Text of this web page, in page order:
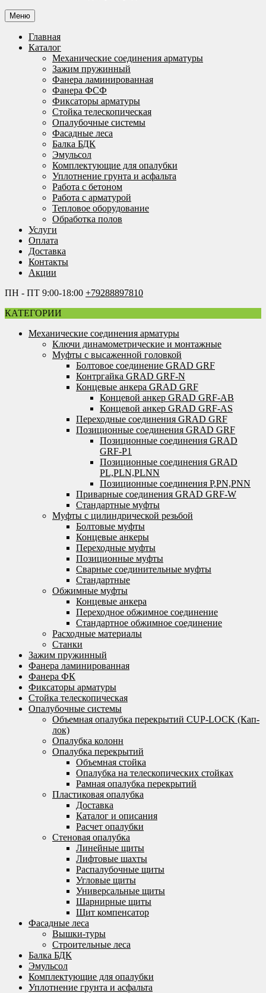
Меню
Главная
Каталог
Механические соединения арматуры
Зажим пружинный
Фанера ламинированная
Фанера ФСФ
Фиксаторы арматуры
Стойка телескопическая
Опалубочные системы
Фасадные леса
Балка БДК
Эмульсол
Комплектующие для опалубки
Уплотнение грунта и асфальта
Работа с бетоном
Работа с арматурой
Тепловое оборудование
Обработка полов
Услуги
Оплата
Доставка
Контакты
Акции
ПН - ПТ 9:00-18:00 +79288897810
КАТЕГОРИИ
Механические соединения арматуры
Ключи динамометрические и монтажные
Муфты с высаженной головкой
Болтовое соединение GRAD GRF
Контргайка GRAD GRF-N
Концевые анкера GRAD GRF
Концевой анкер GRAD GRF-AB
Концевой анкер GRAD GRF-AS
Переходные соединения GRAD GRF
Позиционные соединения GRAD GRF
Позиционные соединения GRAD
GRF-P1
Позиционные соединения GRAD
PL,PLN,PLNN
Позиционные соединения P,PN,PNN
Приварные соединения GRAD GRF-W
Стандартные муфты
Муфты с цилиндрической резьбой
Болтовые муфты
Концевые анкеры
Переходные муфты
Позиционные муфты
Сварные соединительные муфты
Стандартные
Обжимные муфты
Концевые анкера
Переходное обжимное соединение
Стандартное обжимное соединение
Расходные материалы
Станки
Зажим пружинный
Фанера ламинированная
Фанера ФК
Фиксаторы арматуры
Стойка телескопическая
Опалубочные системы
Объемная опалубка перекрытий CUP-LOCK (Кап-
лок)
Опалубка колонн
Опалубка перекрытий
Объемная стойка
Опалубка на телескопических стойках
Рамная опалубка перекрытий
Пластиковая опалубка
Доставка
Каталог и описания
Расчет опалубки
Стеновая опалубка
Линейные щиты
Лифтовые шахты
Распалубочные щиты
Угловые щиты
Универсальные щиты
Шарнирные щиты
Щит компенсатор
Фасадные леса
Вышки-туры
Строительные леса
Балка БДК
Эмульсол
Комплектующие для опалубки
Уплотнение грунта и асфальта